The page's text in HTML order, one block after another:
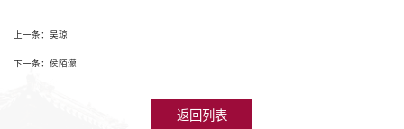
上一条：吴琼
下一条：侯陌濛
返回列表